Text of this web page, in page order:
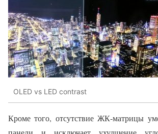
OLED vs LED contrast
Кроме того, отсутствие ЖК-матрицы